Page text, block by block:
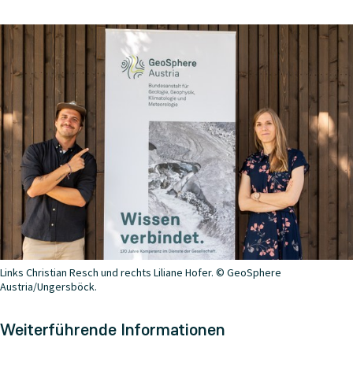
Links Christian Resch und rechts Liliane Hofer. © GeoSphere
Austria/Ungersböck.
Weiterführende Informationen